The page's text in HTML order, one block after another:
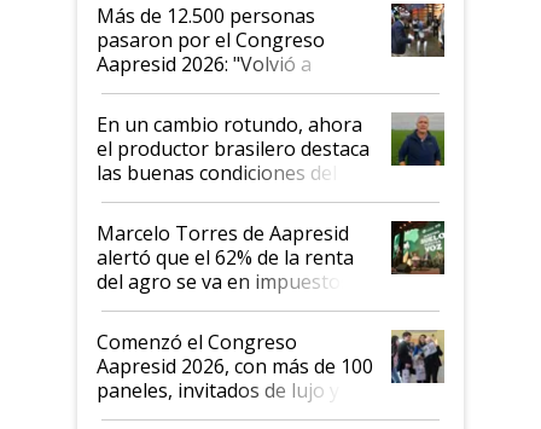
Más de 12.500 personas
pasaron por el Congreso
Aapresid 2026: "Volvió a
demostrar que hablar del
suelo es hablar de todo el
sistema productivo"
En un cambio rotundo, ahora
el productor brasilero destaca
las buenas condiciones del
agro argentino para invertir:
"Los veo más motivados"
Marcelo Torres de Aapresid
alertó que el 62% de la renta
del agro se va en impuestos:
"No es bueno que en
Argentina se sigan discutiendo
las mismas cosas de hace 50
años"
Comenzó el Congreso
Aapresid 2026, con más de 100
paneles, invitados de lujo y
todas las tendencias